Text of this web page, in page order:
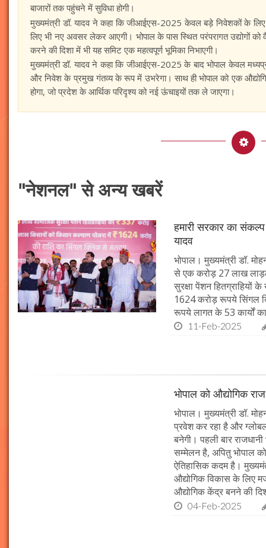
बाजारों तक पहुंचने में सुविधा होगी।
मुख्यमंत्री डॉ. यादव ने कहा कि जीआईएस-2025 केवल बड़े निवेशकों के लिए
लिए भी नए अवसर लेकर आएगी। भोपाल के पास स्थित परंपरागत उद्योगों
करने की दिशा में भी यह समिट एक महत्वपूर्ण भूमिका निभाएगी।
मुख्यमंत्री डॉ. यादव ने कहा कि जीआईएस-2025 के बाद भोपाल केवल
और निवेश के प्रमुख गंतव्य के रूप में उभरेगा। साथ ही भोपाल को एक
होगा, जो प्रदेश के आर्थिक परिदृश्य को नई ऊंचाइयों तक ले जाएगा।
"नेशनल" से अन्य खबरें
हमारी सरकार का
यादव
भोपाल। मुख्यमंत्री डॉ.
से एक करोड़ 27 लाख
सुरक्षा पेंशन
1624 करोड़ रूपये सिंगल
रूपये लागत के 53 कार्यों
11-Feb-2025
भोपाल को औद्योगिक
भोपाल। मुख्यमंत्री डॉ.
प्रवेश कर रहा है और
बनेगी। पहली बार
सम्मेलन है, अपितु भोपाल
ऐतिहासिक कदम है।
औद्योगिक विकास के लिए
औद्योगिक केंद्र बनने की
04-Feb-2025